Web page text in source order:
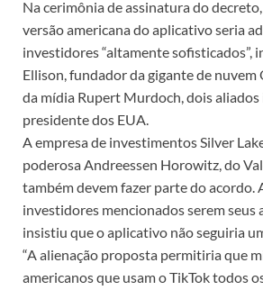
Na cerimônia de assinatura do
versão americana do aplicativo seria
investidores “altamente sofisticados”,
Ellison, fundador da gigante de nuvem
da mídia Rupert Murdoch, dois
presidente dos EUA.
A empresa de investimentos Silver
poderosa Andreessen Horowitz, do
também devem fazer parte do acordo.
investidores mencionados serem seus
insistiu que o aplicativo não seguiria
“A alienação proposta permitiria que
americanos que usam o TikTok todos